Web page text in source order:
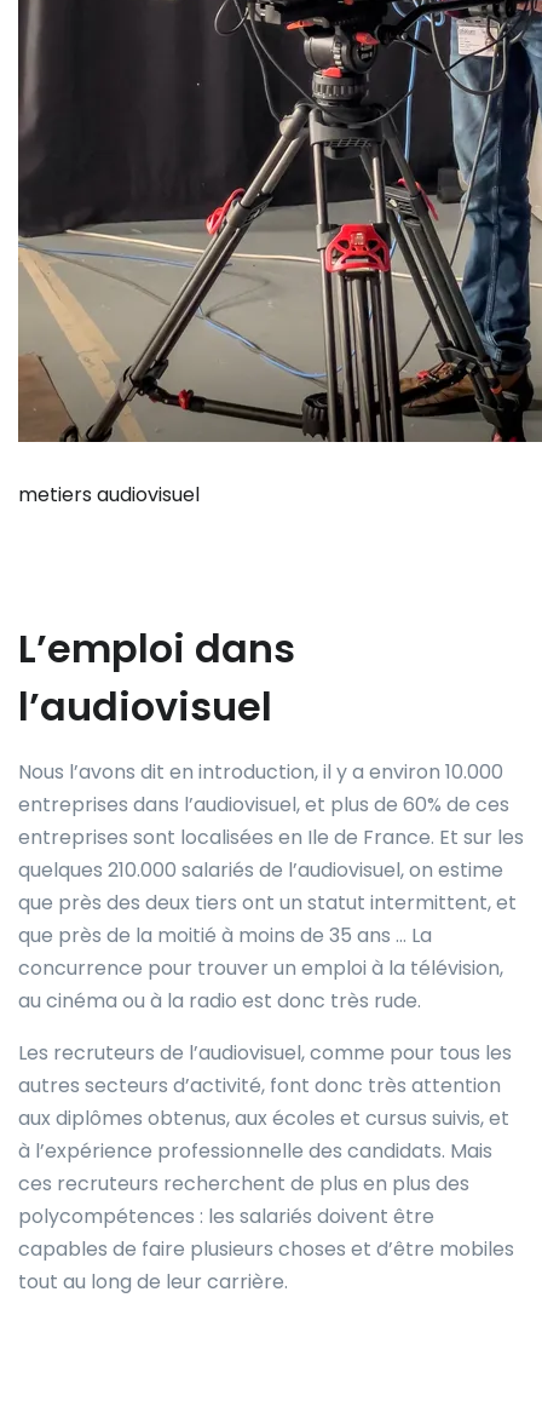
metiers audiovisuel
L’emploi dans
l’audiovisuel
Nous l’avons dit en introduction, il y a environ 10.000
entreprises dans l’audiovisuel, et plus de 60% de ces
entreprises sont localisées en Ile de France. Et sur les
quelques 210.000 salariés de l’audiovisuel, on estime
que près des deux tiers ont un statut intermittent, et
que près de la moitié à moins de 35 ans … La
concurrence pour trouver un emploi à la télévision,
au cinéma ou à la radio est donc très rude.
Les recruteurs de l’audiovisuel, comme pour tous les
autres secteurs d’activité, font donc très attention
aux diplômes obtenus, aux écoles et cursus suivis, et
à l’expérience professionnelle des candidats. Mais
ces recruteurs recherchent de plus en plus des
polycompétences : les salariés doivent être
capables de faire plusieurs choses et d’être mobiles
tout au long de leur carrière.